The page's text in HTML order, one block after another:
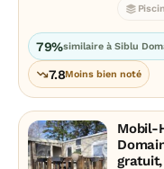
79%similaire à Siblu
7.8Moins bien noté
Mobil-